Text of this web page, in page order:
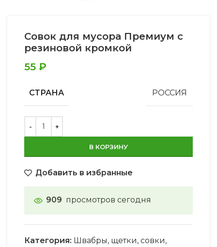
Совок для мусора Премиум с
резиновой кромкой
55 ₽
СТРАНА РОССИЯ
В КОРЗИНУ
Добавить в избранные
909 просмотров сегодня
Категория: Швабры, щетки, совки,